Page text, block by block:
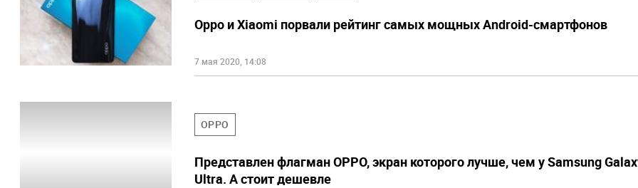
Oppo и Xiaomi порвали рейтинг самых мощных Android-смартфонов
7 мая 2020, 14:08
OPPO
Представлен флагман OPPO, экран которого лучше, чем у Samsung
Ultra. А стоит дешевле